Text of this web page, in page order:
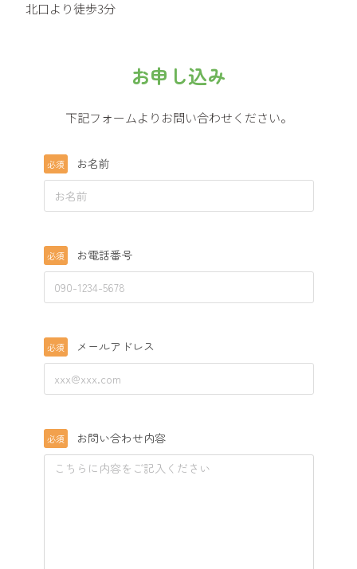
北口より徒歩3分
お申し込み
下記フォームよりお問い合わせください。
必須 お名前
必須 お電話番号
必須 メールアドレス
必須 お問い合わせ内容